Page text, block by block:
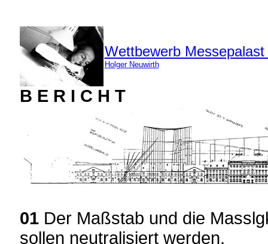
Wettbewerb Messepalast
Holger Neuwirth
B E R I C H T
01Der Maßstab und die
sollen neutralisiert werden.